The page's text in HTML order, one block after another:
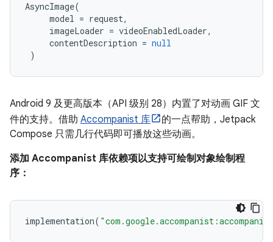
AsyncImage(
model = request,
imageLoader = videoEnabledLoader,
contentDescription = null
)
Android 9 及更高版本（API 级别 28）内置了对动画 GIF 文
件的支持。借助 Accompanist 库
的一点帮助，Jetpack
Compose 只需几行代码即可播放这些动画。
添加 Accompanist 库依赖项以支持可绘制对象绘制程
序：
implementation(